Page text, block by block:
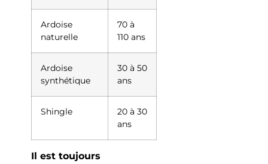
Ardoise
naturelle
70 à
110 ans
Ardoise
synthétique
30 à 50
ans
Shingle
20 à 30
ans
Il est toujours